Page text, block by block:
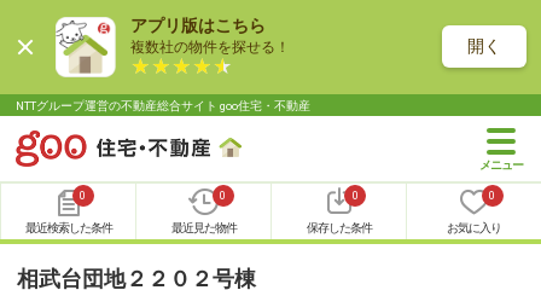
アプリ版はこちら
複数社の物件を探せる！ 開く
NTTグループ運営の不動産総合サイト goo住宅・不動産
0
最近検索した条件
0
最近見た物件
0
保存した条件
0
お気に入り
相武台団地２２０２号棟